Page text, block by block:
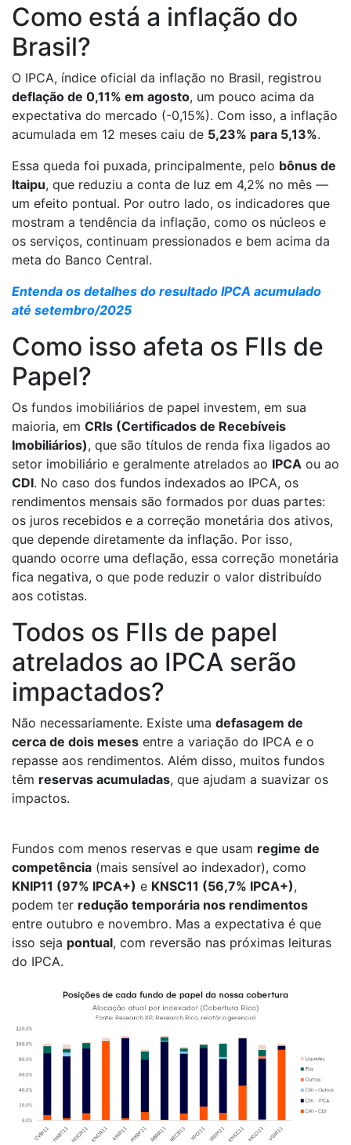
Como está a inflação do
Brasil?
O IPCA, índice oficial da inflação no Brasil, registrou
deflação de 0,11% em agosto, um pouco acima da
expectativa do mercado (-0,15%). Com isso, a inflação
acumulada em 12 meses caiu de 5,23% para 5,13%.
Essa queda foi puxada, principalmente, pelo bônus de
Itaipu, que reduziu a conta de luz em 4,2% no mês —
um efeito pontual. Por outro lado, os indicadores que
mostram a tendência da inflação, como os núcleos e
os serviços, continuam pressionados e bem acima da
meta do Banco Central.
Entenda os detalhes do resultado IPCA acumulado
até setembro/2025
Como isso afeta os FIIs de
Papel?
Os fundos imobiliários de papel investem, em sua
maioria, em CRIs (Certificados de Recebíveis
Imobiliários), que são títulos de renda fixa ligados ao
setor imobiliário e geralmente atrelados ao IPCA ou ao
CDI. No caso dos fundos indexados ao IPCA, os
rendimentos mensais são formados por duas partes:
os juros recebidos e a correção monetária dos ativos,
que depende diretamente da inflação. Por isso,
quando ocorre uma deflação, essa correção monetária
fica negativa, o que pode reduzir o valor distribuído
aos cotistas.
Todos os FIIs de papel
atrelados ao IPCA serão
impactados?
Não necessariamente. Existe uma defasagem de
cerca de dois meses entre a variação do IPCA e o
repasse aos rendimentos. Além disso, muitos fundos
têm reservas acumuladas, que ajudam a suavizar os
impactos.
Fundos com menos reservas e que usam regime de
competência (mais sensível ao indexador), como
KNIP11 (97% IPCA+) e KNSC11 (56,7% IPCA+),
podem ter redução temporária nos rendimentos
entre outubro e novembro. Mas a expectativa é que
isso seja pontual, com reversão nas próximas leituras
do IPCA.